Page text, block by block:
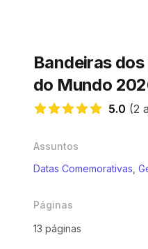
Bandeiras
do Mundo
5.0 (2
Assuntos
Datas Comemorativas
Páginas
13 páginas